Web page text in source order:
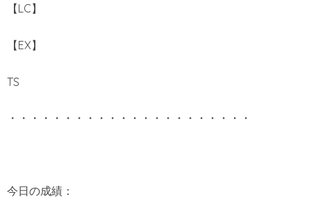
【LC】
【EX】
TS
・・・・・・・・・・・・・・・・・・・・・・
今日の成績：